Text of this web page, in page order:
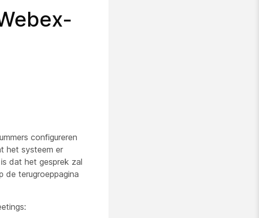
configureren
het systeem er
dat het gesprek zal
de terugroeppagina